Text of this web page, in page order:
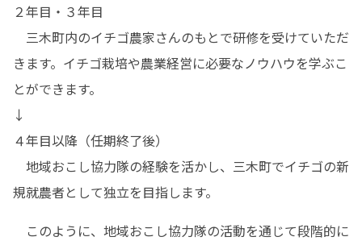
２年目・３年目
三木町内のイチゴ農家さんのもとで研修を受けていただ
きます。イチゴ栽培や農業経営に必要なノウハウを学ぶこ
とができます。
↓
４年目以降（任期終了後）
地域おこし協力隊の経験を活かし、三木町でイチゴの新
規就農者として独立を目指します。
このように、地域おこし協力隊の活動を通じて段階的に